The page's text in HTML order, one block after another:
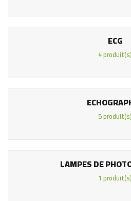
ECG
4 produit(s)
5 produit(s)
LAMPES DE
1 produit(s)